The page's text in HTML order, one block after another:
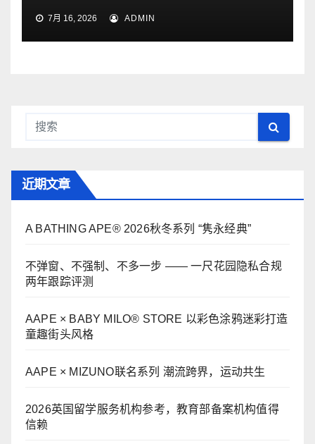
7月 16, 2026 ADMIN
近期文章
A BATHING APE® 2026秋冬系列 “隽永经典”
不弹窗、不强制、不多一步 —— 一尺花园隐私合规
两年跟踪评测
AAPE × BABY MILO® STORE 以彩色涂鸦迷彩打造
童趣街头风格
AAPE × MIZUNO联名系列 潮流跨界，运动共生
2026英国留学服务机构参考，教育部备案机构值得
信赖